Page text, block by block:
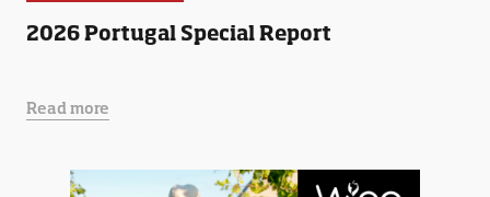
2026 Portugal Special Report
Read more